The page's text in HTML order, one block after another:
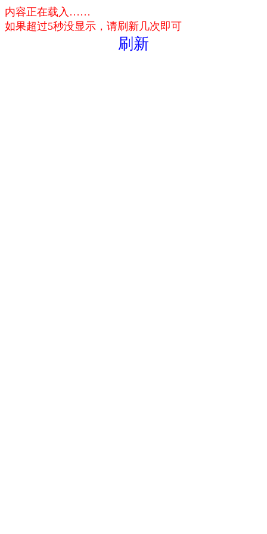
内容正在载入……
如果超过5秒没显示，请刷新几次即可
刷新